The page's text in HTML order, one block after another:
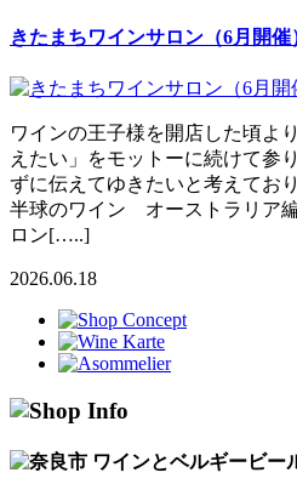
きたまちワインサロン（6月開
ワインの王子様を開店した頃よ
えたい」をモットーに続けて参
ずに伝えてゆきたいと考えてお
半球のワイン オーストラリア
ロン[…..]
2026.06.18